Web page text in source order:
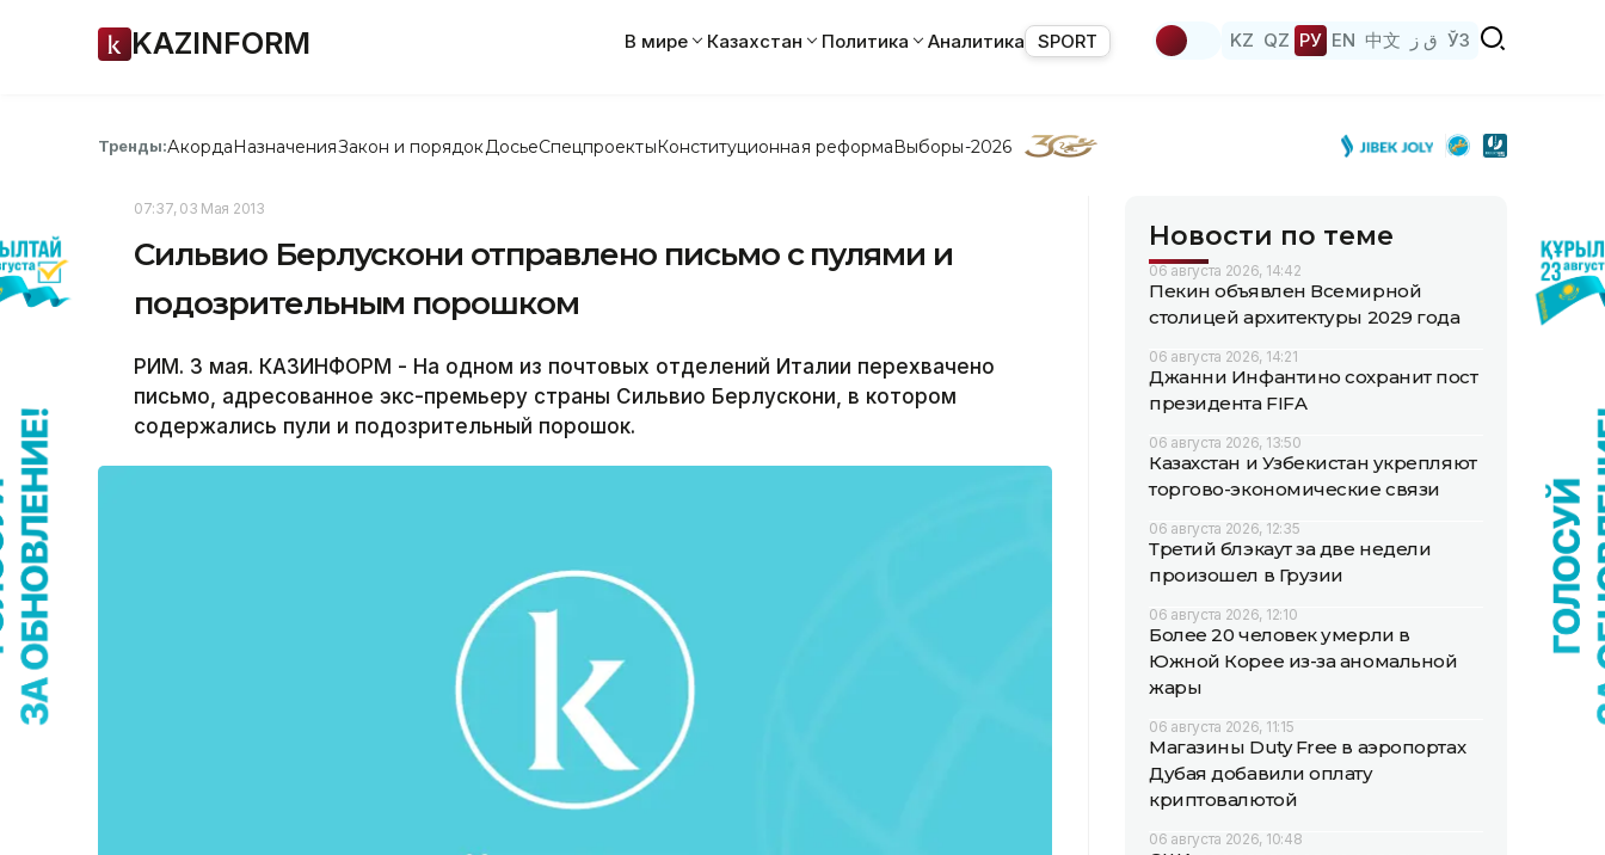
KAZINFORM В мире Казахстан Политика Аналитика SPORT KZ QZ РУ EN 中文 ق ز ЎЗ
Тренды:АкордаНазначенияЗакон и порядок ДосьеСпецпроектыКонституционная реформаВыборы-2026
07:37, 03 Мая 2013
Сильвио Берлускони отправлено письмо с пулями и
подозрительным порошком
РИМ. 3 мая. КАЗИНФОРМ - На одном из почтовых отделений Италии перехвачено
письмо, адресованное экс-премьеру страны Сильвио Берлускони, в котором
содержались пули и подозрительный порошок.
Новости по теме
06 августа 2026, 14:42
Пекин объявлен Всемирной
столицей архитектуры 2029 года
06 августа 2026, 14:21
Джанни Инфантино сохранит пост
президента FIFA
06 августа 2026, 13:50
Казахстан и Узбекистан укрепляют
торгово-экономические связи
06 августа 2026, 12:35
Третий блэкаут за две недели
произошел в Грузии
06 августа 2026, 12:10
Более 20 человек умерли в
Южной Корее из-за аномальной
жары
06 августа 2026, 11:15
Магазины Duty Free в аэропортах
Дубая добавили оплату
криптовалютой
06 августа 2026, 10:48